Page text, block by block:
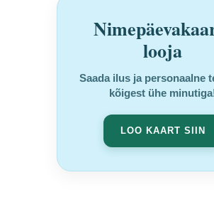
looja
Saada ilus ja personaalne
kõigest ühe
LOO KAART SIIN